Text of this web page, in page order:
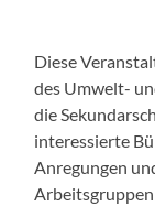
Diese
des Umwelt-
die
interessierte
Anregungen